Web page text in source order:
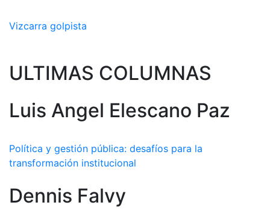
Vizcarra golpista
ULTIMAS COLUMNAS
Luis Angel Elescano Paz
Política y gestión pública: desafíos para la
transformación institucional
Dennis Falvy